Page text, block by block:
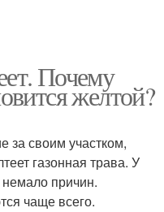
Почему
желтой?
своим участком,
газонная трава. У
причин.
чаще всего.